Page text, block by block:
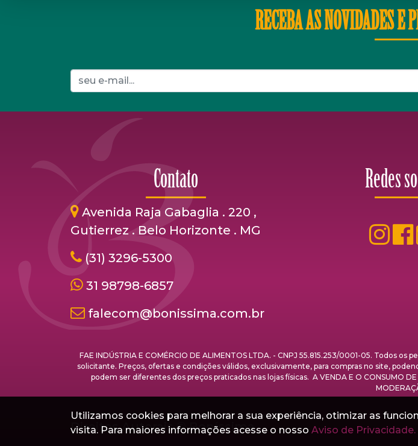
RECEBA AS NOVIDADES E
Contato
Avenida Raja Gabaglia . 220 ,
Gutierrez . Belo Horizonte . MG
(31) 3296-5300
31 98798-6857
falecom@bonissima.com.br
Redes
FAE INDÚSTRIA E COMÉRCIO DE ALIMENTOS LTDA. - CNPJ 55.815.253/0001-05. Todos
solicitante. Preços, ofertas e condições válidos, exclusivamente, para compras no site,
podem ser diferentes dos preços praticados nas lojas físicas. A VENDA E O CONSUMO DE
Direitos Autorais © Boníssima
Utilizamos cookies para melhorar a sua experiência, otimizar as
visita. Para maiores informações acesse o nosso Aviso de Privacidade.